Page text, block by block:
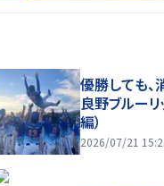
優勝しても、
良野ブルーリ
編）
2026/07/21